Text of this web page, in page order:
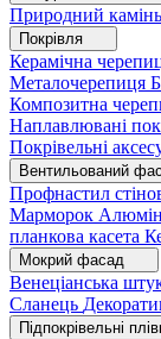
Природний камінь
Покрівля
Керамічна
Металочерепиця
Композитна
Наплавлювані
Покрівельні
Вентильований
Профнастил
Марморок
планкова касета
Мокрий фасад
Венеціанська
Сланець
Підпокрівельні